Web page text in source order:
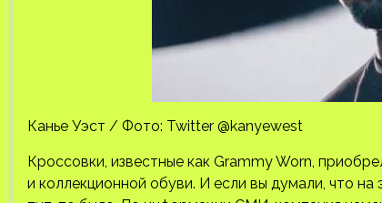
Канье Уэст / Фото: Twitter @kanyewest
Кроссовки, известные как Grammy Worn,
и коллекционной обуви. И если вы думали, что